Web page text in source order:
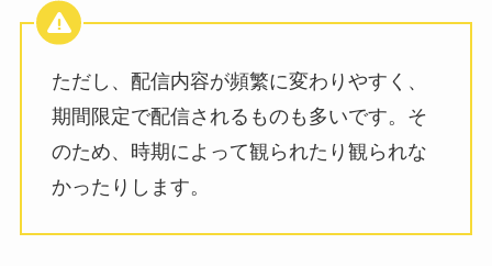
ただし、配信内容が頻繁に変わりやすく、
期間限定で配信されるものも多いです。そ
のため、時期によって観られたり観られな
かったりします。